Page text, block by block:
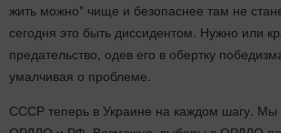
жить можно" чище и безопаснее там не
сегодня это быть диссидентом. Нужно или
предательство, одев его в обертку
умалчивая о проблеме.
СССР теперь в Украине на каждом шагу. Мы